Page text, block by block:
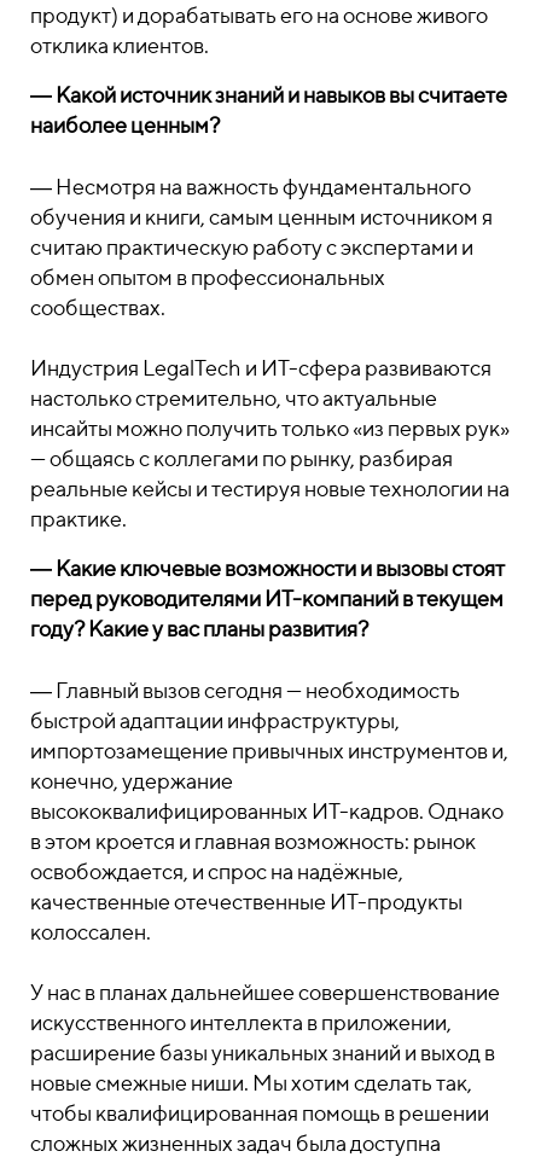
продукт) и дорабатывать его на основе живого
отклика клиентов.
― Какой источник знаний и навыков вы считаете
наиболее ценным?
― Несмотря на важность фундаментального
обучения и книги, самым ценным источником я
считаю практическую работу с экспертами и
обмен опытом в профессиональных
сообществах.
Индустрия LegalTech и ИТ-сфера развиваются
настолько стремительно, что актуальные
инсайты можно получить только «из первых рук»
— общаясь с коллегами по рынку, разбирая
реальные кейсы и тестируя новые технологии на
практике.
― Какие ключевые возможности и вызовы стоят
перед руководителями ИТ-компаний в текущем
году? Какие у вас планы развития?
― Главный вызов сегодня — необходимость
быстрой адаптации инфраструктуры,
импортозамещение привычных инструментов и,
конечно, удержание
высококвалифицированных ИТ-кадров. Однако
в этом кроется и главная возможность: рынок
освобождается, и спрос на надёжные,
качественные отечественные ИТ-продукты
колоссален.
У нас в планах дальнейшее совершенствование
искусственного интеллекта в приложении,
расширение базы уникальных знаний и выход в
новые смежные ниши. Мы хотим сделать так,
чтобы квалифицированная помощь в решении
сложных жизненных задач была доступна